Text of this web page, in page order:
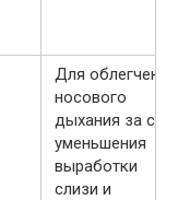
Для облегчения
носового
дыхания за
уменьшения
выработки
слизи и